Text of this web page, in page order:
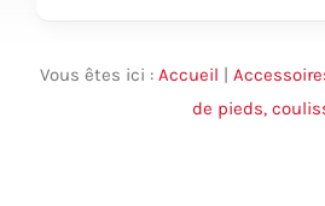
Vous êtes ici : Accueil |
de pieds,